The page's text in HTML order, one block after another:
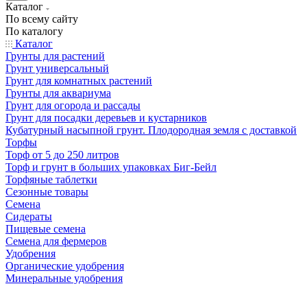
Каталог
По всему сайту
По каталогу
Каталог
Грунты для растений
Грунт универсальный
Грунт для комнатных растений
Грунты для аквариума
Грунт для огорода и рассады
Грунт для посадки деревьев и кустарников
Кубатурный насыпной грунт. Плодородная земля с доставкой
Торфы
Торф от 5 до 250 литров
Торф и грунт в больших упаковках Биг-Бейл
Торфяные таблетки
Сезонные товары
Семена
Сидераты
Пищевые семена
Семена для фермеров
Удобрения
Органические удобрения
Минеральные удобрения